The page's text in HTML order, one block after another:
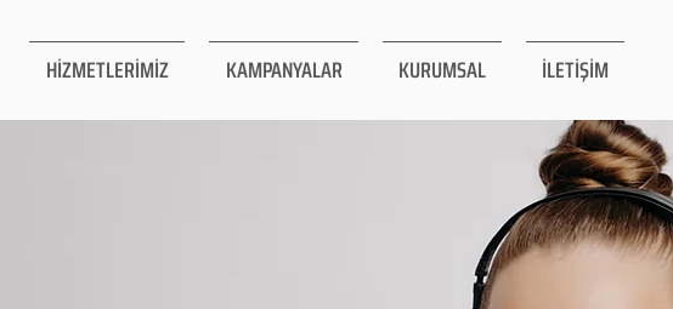
HİZMETLERİMİZ KAMPANYALAR KURUMSAL İLETİŞİM